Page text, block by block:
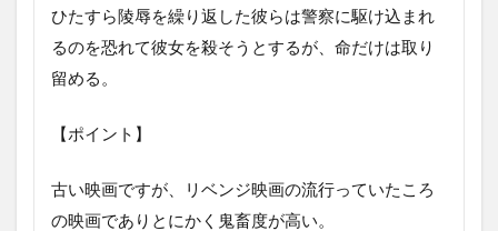
ン・
ア・
グレ
サベ
ー
ジ・
ひたすら陵辱を繰り返した彼らは警察に駆け込まれ
るのを恐れて彼女を殺そうとするが、命だけは取り
留める。
【ポイント】
古い映画ですが、リベンジ映画の流行っていたころ
の映画でありとにかく鬼畜度が高い。